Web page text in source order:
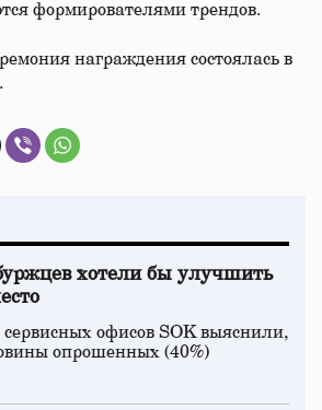
формирователями трендов.
награждения состоялась в
хотели бы улучшить
офисов SOK выяснили,
опрошенных (40%)